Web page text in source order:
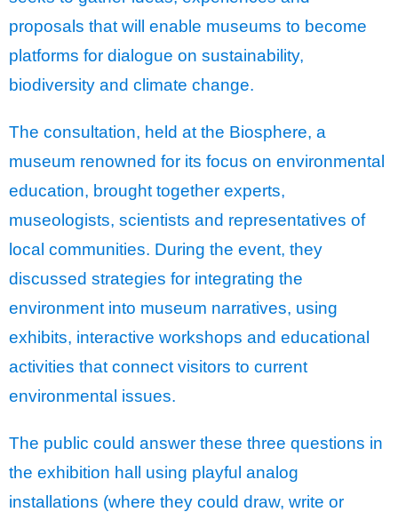
proposals that will enable museums to become
platforms for dialogue on sustainability,
biodiversity and climate change.
The consultation, held at the Biosphere, a
museum renowned for its focus on environmental
education, brought together experts,
museologists, scientists and representatives of
local communities. During the event, they
discussed strategies for integrating the
environment into museum narratives, using
exhibits, interactive workshops and educational
activities that connect visitors to current
environmental issues.
The public could answer these three questions in
the exhibition hall using playful analog
installations (where they could draw, write or